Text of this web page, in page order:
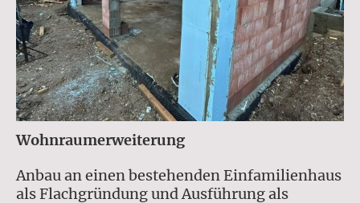
Wohnraumerweiterung
Anbau an einen bestehenden Einfamilienhaus
als Flachgründung und Ausführung als